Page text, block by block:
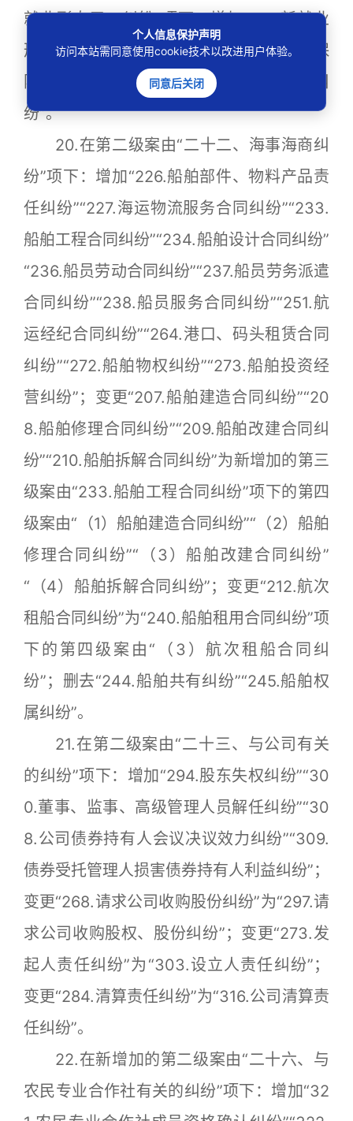
就业形态用工纠纷”项下：增加“214.新就业
形态用工合同纠纷”“215.新就业形态社会保
险纠纷”“216.新就业形态职业伤害保障纠
纷”。
20.在第二级案由“二十二、海事海商纠
纷”项下：增加“226.船舶部件、物料产品责
任纠纷”“227.海运物流服务合同纠纷”“233.
船舶工程合同纠纷”“234.船舶设计合同纠纷”
“236.船员劳动合同纠纷”“237.船员劳务派遣
合同纠纷”“238.船员服务合同纠纷”“251.航
运经纪合同纠纷”“264.港口、码头租赁合同
纠纷”“272.船舶物权纠纷”“273.船舶投资经
营纠纷”；变更“207.船舶建造合同纠纷”“20
8.船舶修理合同纠纷”“209.船舶改建合同纠
纷”“210.船舶拆解合同纠纷”为新增加的第三
级案由“233.船舶工程合同纠纷”项下的第四
级案由“（1）船舶建造合同纠纷”“（2）船舶
修理合同纠纷”“（3）船舶改建合同纠纷”
“（4）船舶拆解合同纠纷”；变更“212.航次
租船合同纠纷”为“240.船舶租用合同纠纷”项
下的第四级案由“（3）航次租船合同纠
纷”；删去“244.船舶共有纠纷”“245.船舶权
属纠纷”。
21.在第二级案由“二十三、与公司有关
的纠纷”项下：增加“294.股东失权纠纷”“30
0.董事、监事、高级管理人员解任纠纷”“30
8.公司债券持有人会议决议效力纠纷”“309.
债券受托管理人损害债券持有人利益纠纷”；
变更“268.请求公司收购股份纠纷”为“297.请
求公司收购股权、股份纠纷”；变更“273.发
起人责任纠纷”为“303.设立人责任纠纷”；
变更“284.清算责任纠纷”为“316.公司清算责
任纠纷”。
22.在新增加的第二级案由“二十六、与
农民专业合作社有关的纠纷”项下：增加“32
个人信息保护声明
访问本站需同意使用cookie技术以改进用户体验。
同意后关闭